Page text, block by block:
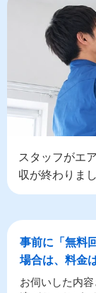
スタッフがエ
収が終わりま
事前に「無料
場合は、料金
お伺いした内